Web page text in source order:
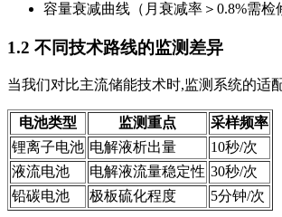
容量衰减曲线（月衰减率＞0.8%需检
1.2 不同技术路线的监测差异
当我们对比主流储能技术时,监测系统的适
电池类型 监测重点
采样频率
锂离子电池 电解液析出量
10秒/次
液流电池
电解液流量稳定性 30秒/次
铅碳电池
极板硫化程度 5分钟/次